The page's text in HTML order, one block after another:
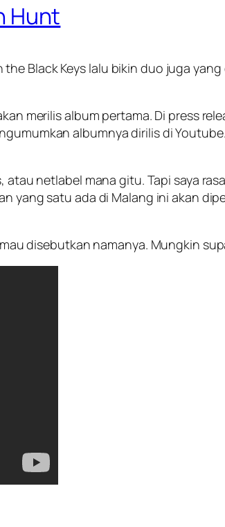
Hunt
Black Keys lalu bikin duo juga
merilis album pertama. Di press
albumnya dirilis di
netlabel mana gitu. Tapi saya
yang satu ada di Malang ini akan
disebutkan namanya. Mungkin